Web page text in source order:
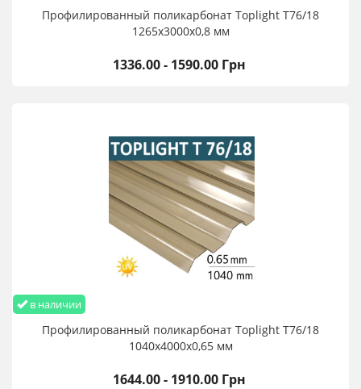
Профилированный поликарбонат Toplight T76/18
1265х3000х0,8 мм
1336.00 - 1590.00 Грн
в наличии
Профилированный поликарбонат Toplight T76/18
1040х4000х0,65 мм
1644.00 - 1910.00 Грн